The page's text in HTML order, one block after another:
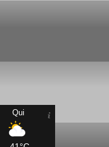
Qui